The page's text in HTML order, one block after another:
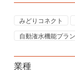
みどりコネクト
自動潅水機能プラ
業種